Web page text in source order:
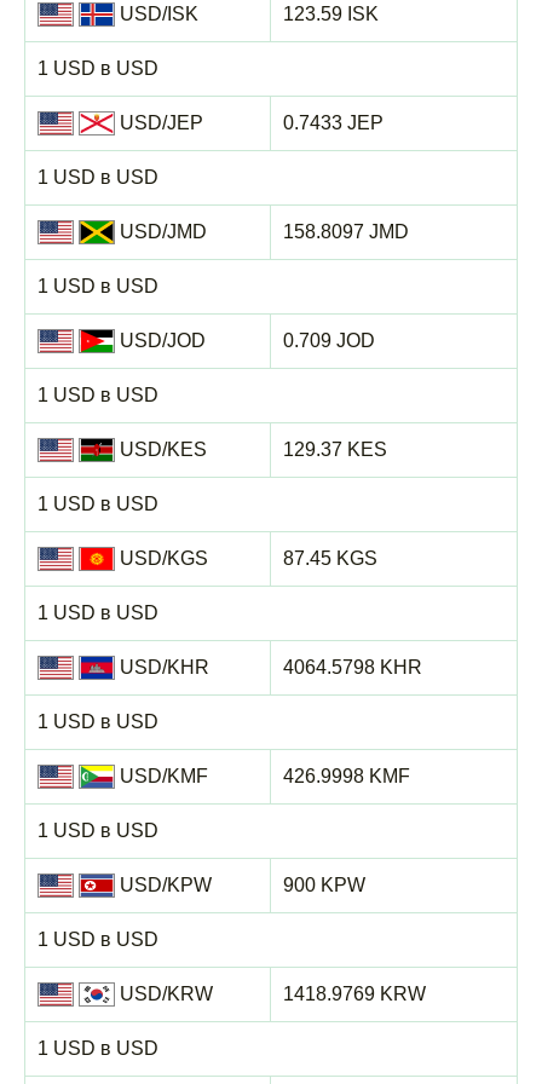
USD/ISK
1 USD в USD
123.59 ISK
USD/JEP
1 USD в USD
0.7433 JEP
USD/JMD
1 USD в USD
158.8097 JMD
USD/JOD
1 USD в USD
0.709 JOD
USD/KES
1 USD в USD
129.37 KES
USD/KGS
1 USD в USD
87.45 KGS
USD/KHR
1 USD в USD
4064.5798 KHR
USD/KMF
1 USD в USD
426.9998 KMF
USD/KPW
1 USD в USD
900 KPW
USD/KRW
1 USD в USD
1418.9769 KRW